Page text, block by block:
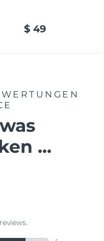
$ 49
...